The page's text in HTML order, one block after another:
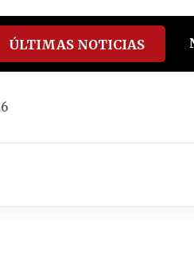
tiktokyoutube
spotify
ÚLTIMAS NOTICIAS